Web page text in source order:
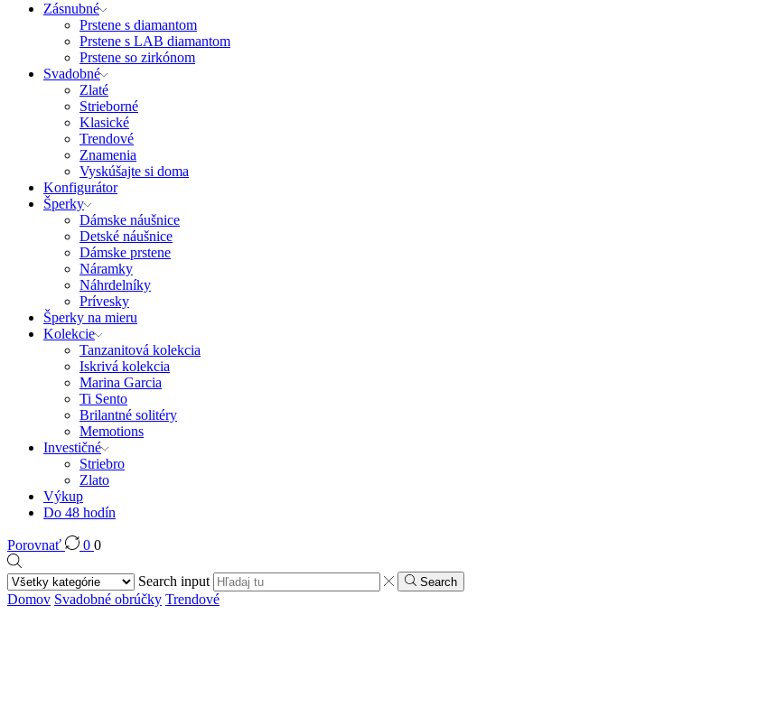
Zásnubné
Prstene s diamantom
Prstene s LAB diamantom
Prstene so zirkónom
Svadobné
Zlaté
Strieborné
Klasické
Trendové
Znamenia
Vyskúšajte si doma
Konfigurátor
Šperky
Dámske náušnice
Detské náušnice
Dámske prstene
Náramky
Náhrdelníky
Prívesky
Šperky na mieru
Kolekcie
Tanzanitová kolekcia
Iskrivá kolekcia
Marina Garcia
Ti Sento
Brilantné solitéry
Memotions
Investičné
Striebro
Zlato
Výkup
Do 48 hodín
Porovnať 0 0
Search input Search
Domov Svadobné obrúčky Trendové